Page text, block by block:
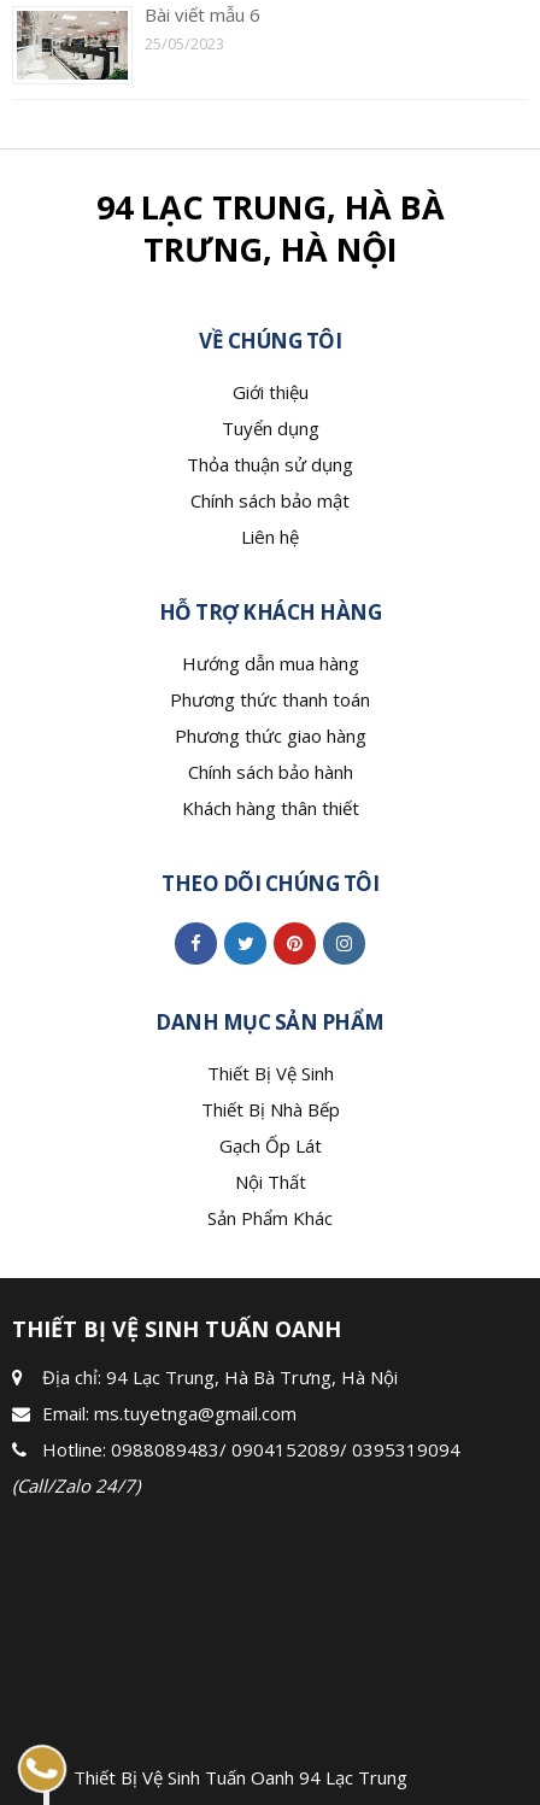
Bài viết mẫu 6
25/05/2023
94 LẠC TRUNG, HÀ BÀ
TRƯNG, HÀ NỘI
VỀ CHÚNG TÔI
Giới thiệu
Tuyển dụng
Thỏa thuận sử dụng
Chính sách bảo mật
Liên hệ
HỖ TRỢ KHÁCH HÀNG
Hướng dẫn mua hàng
Phương thức thanh toán
Phương thức giao hàng
Chính sách bảo hành
Khách hàng thân thiết
THEO DÕI CHÚNG TÔI
DANH MỤC SẢN PHẨM
Thiết Bị Vệ Sinh
Thiết Bị Nhà Bếp
Gạch Ốp Lát
Nội Thất
Sản Phẩm Khác
THIẾT BỊ VỆ SINH TUẤN OANH
Địa chỉ: 94 Lạc Trung, Hà Bà Trưng, Hà Nội
Email: ms.tuyetnga@gmail.com
Hotline: 0988089483/ 0904152089/ 0395319094
(Call/Zalo 24/7)
Thiết Bị Vệ Sinh Tuấn Oanh 94 Lạc Trung